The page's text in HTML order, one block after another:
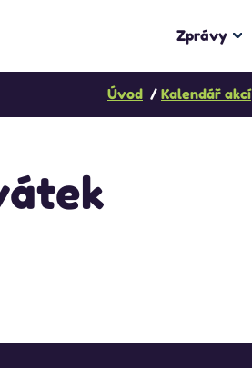
Zprávy
Úvod Kalendář akcí